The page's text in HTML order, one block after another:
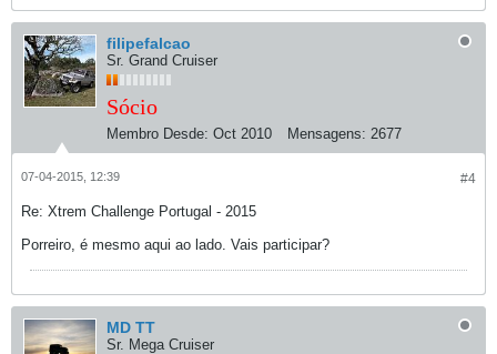
filipefalcao
Sr. Grand Cruiser
Sócio
Membro Desde: Oct 2010 Mensagens: 2677
#4
07-04-2015, 12:39
Re: Xtrem Challenge Portugal - 2015
Porreiro, é mesmo aqui ao lado. Vais participar?
MD TT
Sr. Mega Cruiser